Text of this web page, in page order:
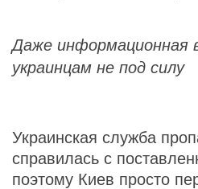
Даже информационная
украинцам не под силу
Украинская служба
справилась с
поэтому Киев просто